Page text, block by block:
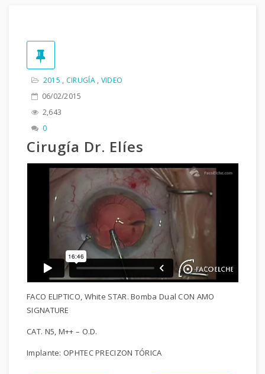
2015 , CIRUGÍA, VIDEO
06/02/2015
2,643
0
Cirugía Dr. Elíes
FACO ELIPTICO, White STAR. Bomba Dual CON AMO
SIGNATURE
CAT. N5, M++ – O.D.
Implante: OPHTEC PRECIZON TÓRICA